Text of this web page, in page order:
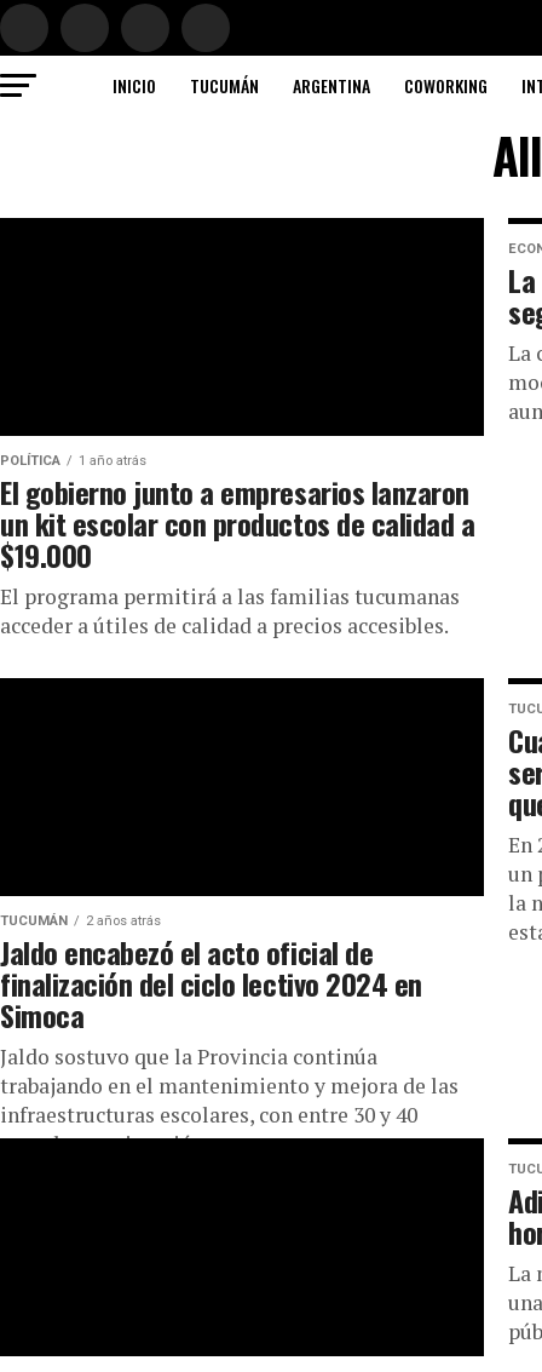
INICIO TUCUMÁN ARGENTINA COWORKING
POLÍTICA 1 año atrás
El gobierno junto a empresarios lanzaron
un kit escolar con productos de calidad a
$19.000
El programa permitirá a las familias tucumanas
acceder a útiles de calidad a precios accesibles.
La
TUCUMÁN 2 años atrás
Jaldo encabezó el acto oficial de
finalización del ciclo lectivo 2024 en
Simoca
Jaldo sostuvo que la Provincia continúa
trabajando en el mantenimiento y mejora de las
infraestructuras escolares, con entre 30 y 40
escuelas en ejecución.
En
un
la
La